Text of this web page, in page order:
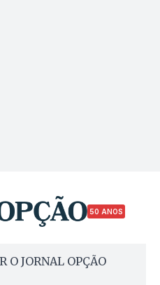
50 ANOS
O JORNAL OPÇÃO